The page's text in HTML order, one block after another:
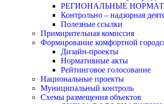
РЕГИОНАЛЬНЫЕ
Контрольно – надзорная
Полезные ссылки
Примирительная комиссия
Формирование комфортной
Дизайн-проекты
Нормативные акты
Рейтинговое голосование
Национальные проекты
Муниципальный контроль
Схемы размещения объектов